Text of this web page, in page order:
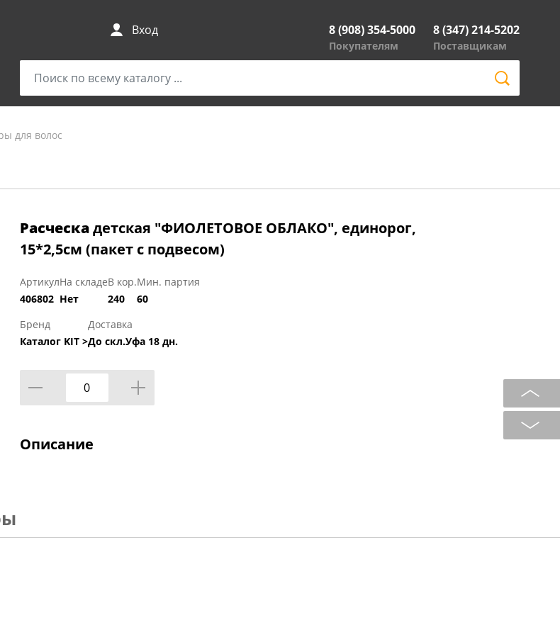
Вход 8 (908) 354-5000
Покупателям
8 (347) 214-5202
Поставщикам
для волос
Расческадетская "ФИОЛЕТОВОЕ ОБЛАКО", единорог,
15*2,5см (пакет с подвесом)
Артикул
406802
На складе
Нет
В кор.
240
Мин. партия
60
Бренд
Каталог KIT >
Доставка
До скл.Уфа 18 дн.
Описание